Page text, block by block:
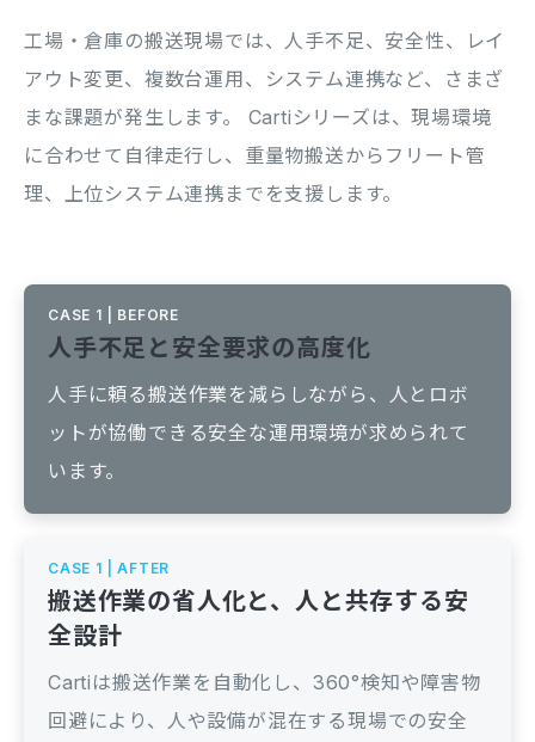
工場・倉庫の搬送現場では、人手不足、安全性、レイ
アウト変更、複数台運用、システム連携など、さまざ
まな課題が発生します。
Cartiシリーズは、現場環境
に合わせて自律走行し、重量物搬送からフリート管
理、上位システム連携までを支援します。
CASE 1 | BEFORE
人手不足と安全要求の高度化
人手に頼る搬送作業を減らしながら、人とロボ
ットが協働できる安全な運用環境が求められて
います。
CASE 1 | AFTER
搬送作業の省人化と、人と共存する安
全設計
Cartiは搬送作業を自動化し、360°検知や障害物
回避により、人や設備が混在する現場での安全